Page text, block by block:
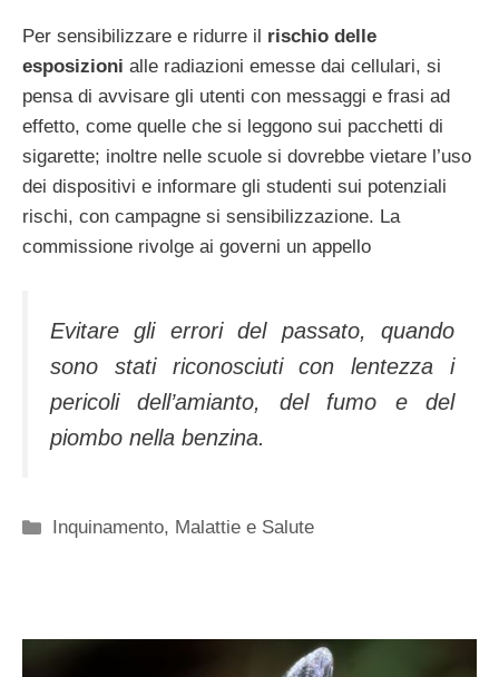
Per sensibilizzare e ridurre il rischio delle
esposizioni alle radiazioni emesse dai cellulari, si
pensa di avvisare gli utenti con messaggi e frasi ad
effetto, come quelle che si leggono sui pacchetti di
sigarette; inoltre nelle scuole si dovrebbe vietare l’uso
dei dispositivi e informare gli studenti sui potenziali
rischi, con campagne si sensibilizzazione. La
commissione rivolge ai governi un appello
Evitare gli errori del passato, quando
sono stati riconosciuti con lentezza i
pericoli dell’amianto, del fumo e del
piombo nella benzina.
Categorie
Inquinamento, Malattie e Salute